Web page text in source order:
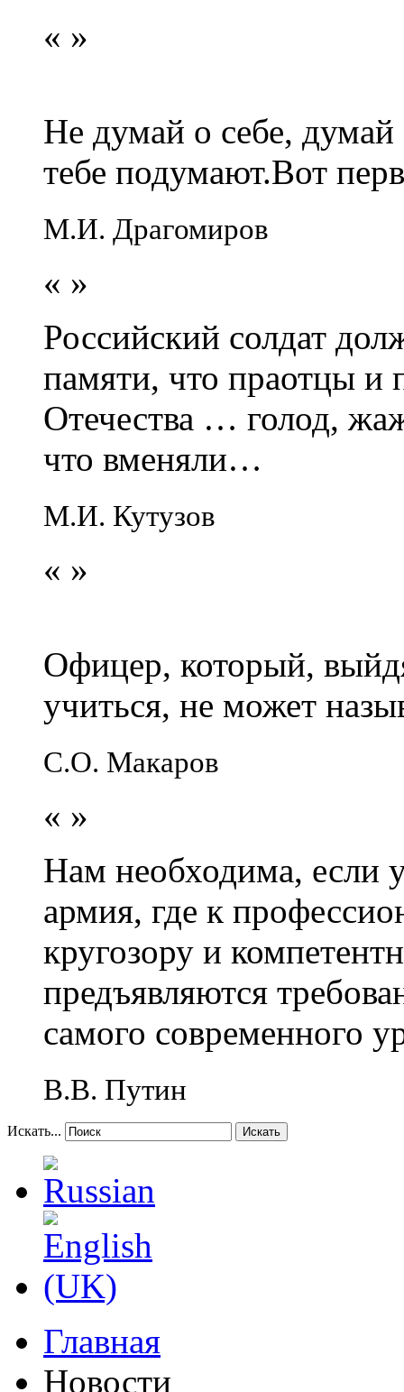
« »
Не думай о себе,
тебе подумают.Вот
М.И. Драгомиров
« »
Российский солдат
памяти, что праотцы и
Отечества … голод,
что вменяли…
М.И. Кутузов
« »
Офицер, который,
учиться, не может
С.О. Макаров
« »
Нам необходима, если
армия, где к
кругозору и
предъявляются
самого современного
В.В. Путин
Искать... Искать
Главная
Новости